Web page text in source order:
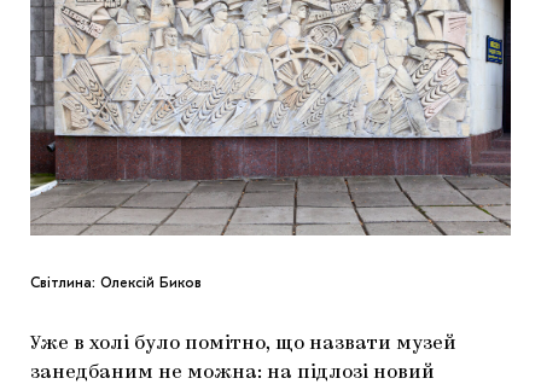
Світлина: Олексій Биков
Уже в холі було помітно, що назвати музей
занедбаним не можна: на підлозі новий